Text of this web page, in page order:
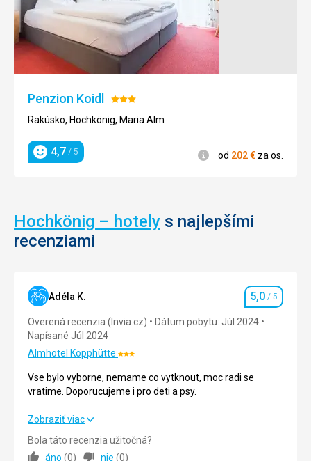
Penzion Koidl
Hodnotenie:
3/5
Rakúsko, Hochkönig, Maria Alm
Hodnotenie
4,7 / 5 Informácie
od 202€ za os.
Hochkönig – hotely s najlepšími
recenziami
Adéla K. Hodnotenie
5,0 / 5
Overená recenzia (Invia.cz)
Dátum pobytu: Júl 2024
Napísané Júl 2024
Almhotel KopphütteHodnotenie:
Vse bylo vyborne, nemame co vytknout, moc radi se
vratime. Doporucujeme i pro deti a psy.
Vse bylo vyborne, nemame co vytknout, moc radi se
vratime. Doporucujeme i pro deti a psy.
Zobraziť viac
Bola táto recenzia užitočná?
áno (0) nie (0)